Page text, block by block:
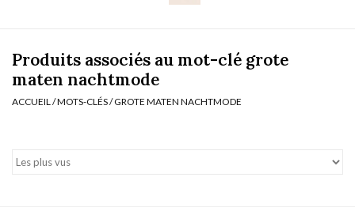
vêtements de nuit
Produits associés au mot-clé grote
maten nachtmode
ACCUEIL /MOTS-CLÉS/GROTE MATEN NACHTMODE